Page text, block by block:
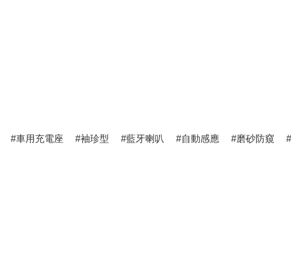
車用充電座 袖珍型 藍牙喇叭 自動感應 磨砂防窺